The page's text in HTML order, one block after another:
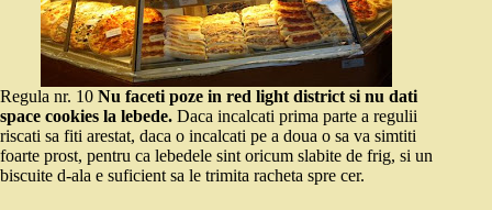
Regula nr. 10 Nu faceti poze in red light district si nu dati
space cookies la lebede. Daca incalcati prima parte a regulii
riscati sa fiti arestat, daca o incalcati pe a doua o sa va simtiti
foarte prost, pentru ca lebedele sint oricum slabite de frig, si un
biscuite d-ala e suficient sa le trimita racheta spre cer.